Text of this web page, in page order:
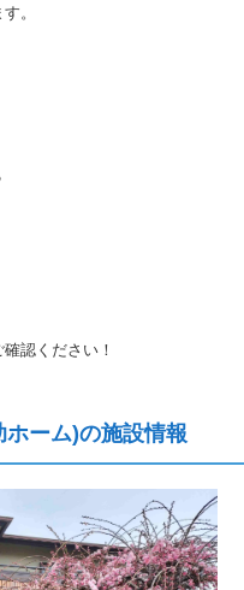
。
認ください！
ーム)の施設情報